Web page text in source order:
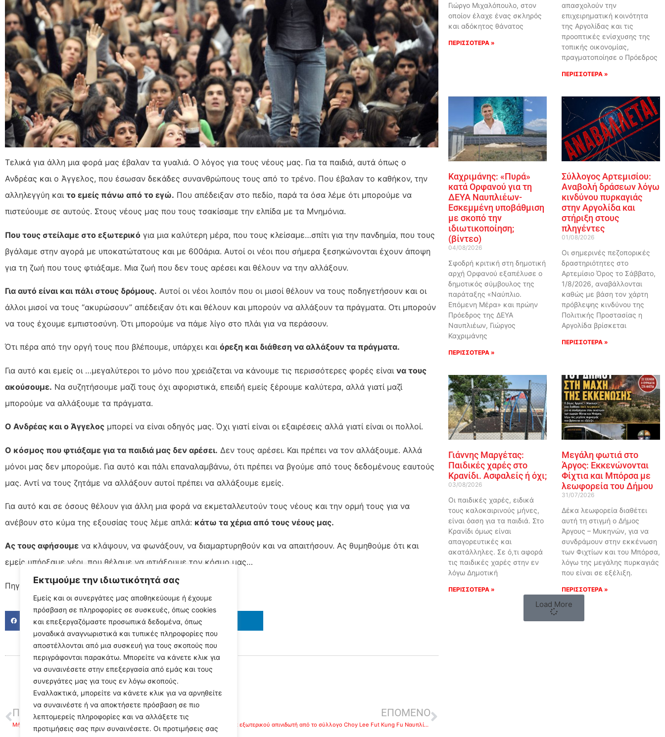
Εκτιμούμε την ιδιωτικότητά σας
Εμείς και οι συνεργάτες μας αποθηκεύουμε ή έχουμε
πρόσβαση σε πληροφορίες σε συσκευές, όπως cookies
και επεξεργαζόμαστε προσωπικά δεδομένα, όπως
μοναδικά αναγνωριστικά και τυπικές πληροφορίες που
αποστέλλονται από μια συσκευή για τους σκοπούς που
περιγράφονται παρακάτω. Μπορείτε να κάνετε κλικ για
να συναινέσετε στην επεξεργασία από εμάς και τους
συνεργάτες μας για τους εν λόγω σκοπούς.
Εναλλακτικά, μπορείτε να κάνετε κλικ για να αρνηθείτε
να συναινέστε ή να αποκτήσετε πρόσβαση σε πιο
λεπτομερείς πληροφορίες και να αλλάξετε τις
προτιμήσεις σας πριν συναινέσετε. Οι προτιμήσεις σας
Τελικά για άλλη μια φορά μας έβαλαν τα γυαλιά. Ο λόγος για τους νέους μας. Για τα παιδιά, αυτά όπως ο
Ανδρέας και ο Άγγελος, που έσωσαν δεκάδες συνανθρώπους τους από το τρένο. Που έβαλαν το καθήκον, την
αλληλεγγύη και το εμείς πάνω από το εγώ. Που απέδειξαν στο πεδίο, παρά τα όσα λέμε ότι μπορούμε να
πιστεύουμε σε αυτούς. Στους νέους μας που τους τσακίσαμε την ελπίδα με τα Μνημόνια.
Που τους στείλαμε στο εξωτερικό για μια καλύτερη μέρα, που τους κλείσαμε…σπίτι για την πανδημία, που τους
βγάλαμε στην αγορά με υποκατώτατους και με 600άρια. Αυτοί οι νέοι που σήμερα ξεσηκώνονται έχουν άποψη
για τη ζωή που τους φτιάξαμε. Μια ζωή που δεν τους αρέσει και θέλουν να την αλλάξουν.
Για αυτό είναι και πάλι στους δρόμους. Αυτοί οι νέοι λοιπόν που οι μισοί θέλουν να τους ποδηγετήσουν και οι
άλλοι μισοί να τους “ακυρώσουν” απέδειξαν ότι και θέλουν και μπορούν να αλλάξουν τα πράγματα. Οτι μπορούν
να τους έχουμε εμπιστοσύνη. Ότι μπορούμε να πάμε λίγο στο πλάι για να περάσουν.
Ότι πέρα από την οργή τους που βλέπουμε, υπάρχει και όρεξη και διάθεση να αλλάξουν τα πράγματα.
Για αυτό και εμείς οι …μεγαλύτεροι το μόνο που χρειάζεται να κάνουμε τις περισσότερες φορές είναι να τους
ακούσουμε. Να συζητήσουμε μαζί τους όχι αφοριστικά, επειδή εμείς ξέρουμε καλύτερα, αλλά γιατί μαζί
μπορούμε να αλλάξουμε τα πράγματα.
Ο Ανδρέας και ο Άγγελος μπορεί να είναι οδηγός μας. Όχι γιατί είναι οι εξαιρέσεις αλλά γιατί είναι οι πολλοί.
Ο κόσμος που φτιάξαμε για τα παιδιά μας δεν αρέσει. Δεν τους αρέσει. Και πρέπει να τον αλλάξουμε. Αλλά
μόνοι μας δεν μπορούμε. Για αυτό και πάλι επαναλαμβάνω, ότι πρέπει να βγούμε από τους δεδομένους εαυτούς
μας. Αντί να τους ζητάμε να αλλάξουν αυτοί πρέπει να αλλάξουμε εμείς.
Για αυτό και σε όσους θέλουν για άλλη μια φορά να εκμεταλλευτούν τους νέους και την ορμή τους για να
ανέβουν στο κύμα της εξουσίας τους λέμε απλά: κάτω τα χέρια από τους νέους μας.
Ας τους αφήσουμε να κλάψουν, να φωνάξουν, να διαμαρτυρηθούν και να απαιτήσουν. Ας θυμηθούμε ότι και
εμείς υπήρξαμε νέοι, που θέλαμε να φτιάξουμε τον κόσμο μας…
Πηγή: newsdesk.gr
FACEBOOK TWITTER LINKEDIN
ΠΡΟΗΓΟΥΜΕΝΟ
Μήνυμα Δημάρχου Άργους Μυκηνών για την γιορτή της γυναίκας
ΕΠΟΜΕΝΟ
Αγορά εξωτερικού απινιδωτή από το σύλλογο Choy Lee Fut Kung Fu Ναυπλίου
Γιώργο Μιχαλόπουλο, στον
οποίον έλαχε ένας σκληρός
και αδόκητος θάνατος
ΠΕΡΙΣΣΟΤΕΡΑ »
απασχολούν την
επιχειρηματική κοινότητα
της Αργολίδας και τις
προοπτικές ενίσχυσης της
τοπικής οικονομίας,
πραγματοποίησε ο Πρόεδρος
ΠΕΡΙΣΣΟΤΕΡΑ »
Καχριμάνης: «Πυρά»
κατά Ορφανού για τη
ΔΕΥΑ Ναυπλιέων-
Εσκεμμένη υποβάθμιση
με σκοπό την
ιδιωτικοποίηση;
(βίντεο)
04/08/2026
Σφοδρή κριτική στη δημοτική
αρχή Ορφανού εξαπέλυσε ο
δημοτικός σύμβουλος της
παράταξης «Ναύπλιο.
Επόμενη Μέρα» και πρώην
Πρόεδρος της ΔΕΥΑ
Ναυπλιέων, Γιώργος
Καχριμάνης
ΠΕΡΙΣΣΟΤΕΡΑ »
Σύλλογος Αρτεμισίου:
Αναβολή δράσεων λόγω
κινδύνου πυρκαγιάς
στην Αργολίδα και
στήριξη στους
πληγέντες
01/08/2026
Οι σημερινές πεζοπορικές
δραστηριότητες στο
Αρτεμίσιο Όρος το Σάββατο,
1/8/2026, αναβάλλονται
καθώς με βάση τον χάρτη
πρόβλεψης κινδύνου της
Πολιτικής Προστασίας η
Αργολίδα βρίσκεται
ΠΕΡΙΣΣΟΤΕΡΑ »
Γιάννης Μαργέτας:
Παιδικές χαρές στο
Κρανίδι. Ασφαλείς ή όχι;
03/08/2026
Οι παιδικές χαρές, ειδικά
τους καλοκαιρινούς μήνες,
είναι όαση για τα παιδιά. Στο
Κρανίδι όμως είναι
απαγορευτικές και
ακατάλληλες. Σε ό,τι αφορά
τις παιδικές χαρές στην εν
λόγω Δημοτική
ΠΕΡΙΣΣΟΤΕΡΑ »
Μεγάλη φωτιά στο
Άργος: Εκκενώνονται
Φίχτια και Μπόρσα με
λεωφορεία του Δήμου
31/07/2026
Δέκα λεωφορεία διαθέτει
αυτή τη στιγμή ο Δήμος
Άργους – Μυκηνών, για να
συνδράμουν στην εκκένωση
των Φιχτίων και του Μπόρσα,
λόγω της μεγάλης πυρκαγιάς
που είναι σε εξέλιξη.
ΠΕΡΙΣΣΟΤΕΡΑ »
Load More